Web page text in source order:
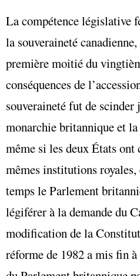
La compétence législative
la souveraineté
première moitié du
conséquences de
souveraineté fut de
monarchie britannique et
même si les deux États ont
mêmes institutions
temps le Parlement
légiférer à la demande du
modification de la
réforme de 1982 a mis fin